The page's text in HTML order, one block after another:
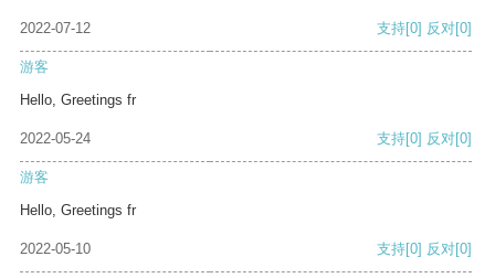
2022-07-12 支持[0] 反对[0]
游客
Hello, Greetings fr
2022-05-24 支持[0] 反对[0]
游客
Hello, Greetings fr
2022-05-10 支持[0] 反对[0]